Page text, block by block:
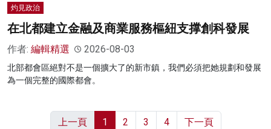
灼見政治
在北都建立金融及商業服務樞紐支撑創科發展
作者: 編輯精選 2026-08-03
北部都會區絕對不是一個擴大了的新市鎮，我們必須把她規劃和發展
為一個完整的國際都會。
上一頁 1 2 3 4 下一頁